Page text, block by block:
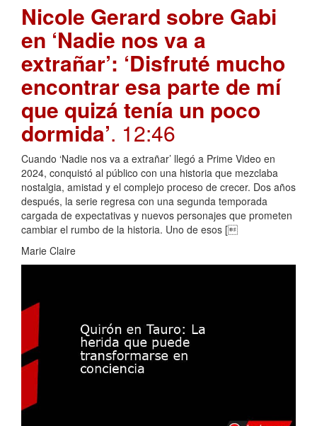
Nicole Gerard sobre Gabi
en ‘Nadie nos va a
extrañar’: ‘Disfruté mucho
encontrar esa parte de mí
que quizá tenía un poco
dormida’. 12:46
Cuando ‘Nadie nos va a extrañar’ llegó a Prime Video en
2024, conquistó al público con una historia que mezclaba
nostalgia, amistad y el complejo proceso de crecer. Dos años
después, la serie regresa con una segunda temporada
cargada de expectativas y nuevos personajes que prometen
cambiar el rumbo de la historia. Uno de esos [
Marie Claire